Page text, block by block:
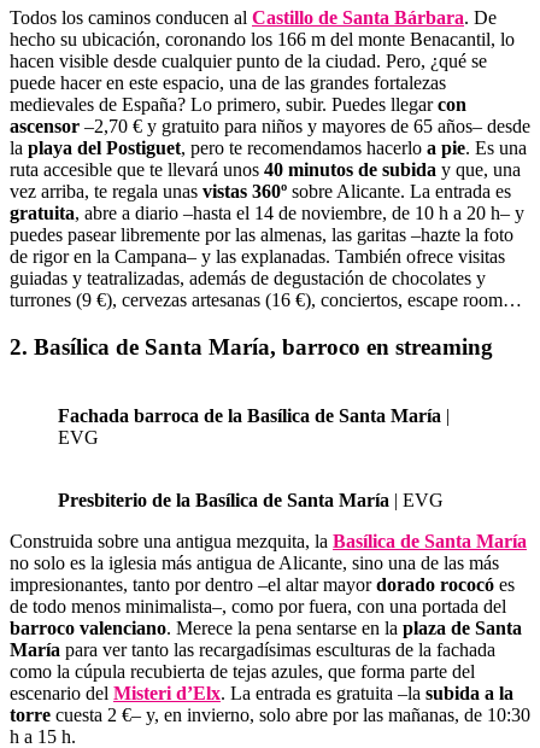
Todos los caminos conducen al Castillo de Santa Bárbara. De
hecho su ubicación, coronando los 166 m del monte Benacantil, lo
hacen visible desde cualquier punto de la ciudad. Pero, ¿qué se
puede hacer en este espacio, una de las grandes fortalezas
medievales de España? Lo primero, subir. Puedes llegarcon
ascensor –2,70 € y gratuito para niños y mayores de 65 años– desde
la playa del Postiguet, pero te recomendamos hacerlo a pie. Es una
ruta accesible que te llevará unos 40 minutos de subida y que, una
vez arriba, te regala unas vistas 360º sobre Alicante. La entrada es
gratuita, abre a diario –hasta el 14 de noviembre, de 10 h a 20 h– y
puedes pasear libremente por las almenas, las garitas –hazte la foto
de rigor en la Campana– y las explanadas. También ofrece visitas
guiadas y teatralizadas, además de degustación de chocolates y
turrones (9 €), cervezas artesanas (16 €), conciertos, escape room…
2. Basílica de Santa María, barroco en streaming
Fachada barroca de la Basílica de Santa María |
EVG
Presbiterio de la Basílica de Santa María | EVG
Construida sobre una antigua mezquita, la Basílica de Santa María
no solo es la iglesia más antigua de Alicante, sino una de las más
impresionantes, tanto por dentro –el altar mayordorado rococó es
de todo menos minimalista–, como por fuera, con una portada del
barroco valenciano. Merece la pena sentarse en la plaza de Santa
María para ver tanto las recargadísimas esculturas de la fachada
como la cúpula recubierta de tejas azules, que forma parte del
escenario del Misteri d’Elx. La entrada es gratuita –la subida a la
torre cuesta 2 €– y, en invierno, solo abre por las mañanas, de 10:30
h a 15 h.